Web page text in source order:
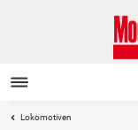
Lokomotiven